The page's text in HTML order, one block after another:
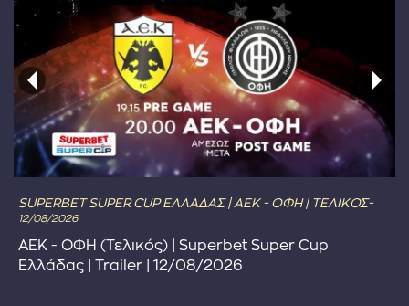
SUPERBET SUPER CUP ΕΛΛΑΔΑΣ | ΑΕΚ - ΟΦΗ | ΤΕΛΙΚΟΣ-
12/08/2026
ΑΕΚ - ΟΦΗ (Τελικός) | Superbet Super Cup
Ελλάδας | Trailer | 12/08/2026